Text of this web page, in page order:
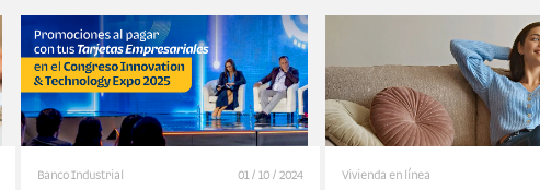
Banco Industrial 01 / 10 / 2024 Vivienda en línea